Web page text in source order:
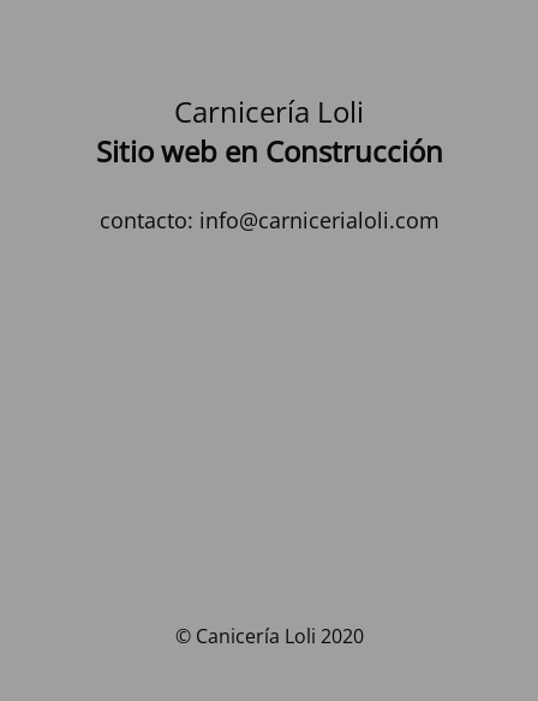
Carnicería Loli
Sitio web en Construcción
contacto: info@carnicerialoli.com
© Canicería Loli 2020